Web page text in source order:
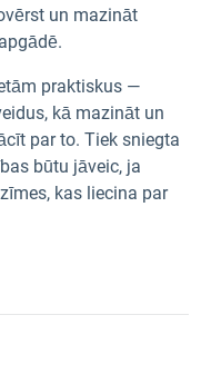
un mazināt
praktiskus —
kā mazināt un
par to. Tiek sniegta
būtu jāveic, ja
kas liecina par